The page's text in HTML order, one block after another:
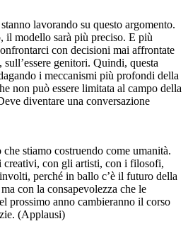
lavorando su questo argomento.
modello sarà più preciso. E più
con decisioni mai affrontate
genitori. Quindi, questa
i meccanismi più profondi della
non può essere limitata al campo della
diventare una conversazione
stiamo costruendo come umanità.
creativi, con gli artisti, con i filosofi,
perché in ballo c’è il futuro della
con la consapevolezza che le
prossimo anno cambieranno il corso
(Applausi)